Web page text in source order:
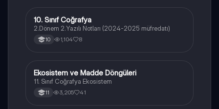
Coğrafya
10. Sınıf Coğrafya
2.Dönem 2.Yazılı Notları (2024-2025 müfredatı)
10 1,104 8
Coğrafya
Ekosistem ve Madde Döngüleri
11. Sınıf Coğrafya Ekosistem
11 3,205 41